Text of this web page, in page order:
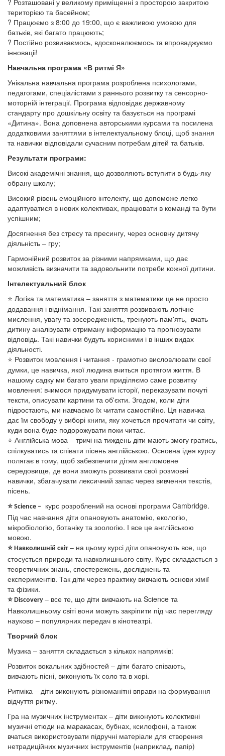
? Розташовані у великому приміщенні з просторою закритою
територією та басейном;
? Працюємо з 8:00 до 19:00, що є важливою умовою для
батьків, які багато працюють;
? Постійно розвиваємось, вдосконалюємось та впроваджуємо
інноваціі!
Навчальна програма «В ритмі Я»
Унікальна навчальна програма розроблена психологами,
педагогами, спеціалістами з раннього розвитку та сенсорно-
моторній інтеграції. Програма відповідає державному
стандарту про дошкільну освіту та базується на програмі
«Дитина». Вона доповнена авторськими курсами та посилена
додатковими заняттями в інтелектуальному блоці, щоб знання
та навички відповідали сучасним потребам дітей та батьків.
Результати програми:
Високі академічні знання, що дозволяють вступити в будь-яку
обрану школу;
Високий рівень емоційного інтелекту, що допоможе легко
адаптуватися в нових колективах, працювати в команді та бути
успішним;
Досягнення без стресу та пресингу, через основну дитячу
діяльність – гру;
Гармонійний розвиток за різними напрямками, що дає
можливість визначити та задовольнити потреби кожної дитини.
Інтелектуальний блок
⭐ Логіка та математика – заняття з математики це не просто
додавання і віднімання. Такі заняття розвивають логічне
мислення, увагу та зосередженість, тренують пам'ять, вчать
дитину аналізувати отриману інформацію та прогнозувати
відповідь. Такі навички будуть корисними і в інших видах
діяльності.
⭐ Розвиток мовлення і читання - грамотно висловлювати свої
думки, це навичка, якої людина вчиться протягом життя. В
нашому садку ми багато уваги приділяємо саме розвитку
мовлення: вчимося придумувати історії, переказувати почуті
тексти, описувати картини та об'єкти. Згодом, коли діти
підростають, ми навчаємо їх читати самостійно. Ця навичка
дає їм свободу у виборі книги, яку хочеться прочитати чи світу,
куди вона буде подорожувати поки читає.
⭐ Англійська мова – тричі на тиждень діти мають змогу гратись,
спілкуватись та співати пісень англійською. Основна ідея курсу
полягає в тому, щоб забезпечити дітям англомовне
середовище, де вони зможуть розвивати свої розмовні
навички, збагачувати лексичний запас через вивчення текстів,
пісень.
⭐ Science –
курс розроблений на основі програми Cambridge.
Під час навчання діти опановують анатомію, екологію,
мікробіологію, ботаніку та зоологію. І все це англійською
мовою.
⭐ Навколишній світ– на цьому курсі діти опановують все, що
стосується природи та навколишнього світу. Курс складається з
теоретичних знань, спостережень, досліджень та
експериментів. Так діти через практику вивчають основи хімії
та фізики.
⭐ Discovery – все те, що діти вивчають на Science та
Навколишньому світі вони можуть закріпити під час перегляду
науково – популярних передач в кінотеатрі.
Творчий блок
Музика – заняття складається з кількох напрямків:
Розвиток вокальних здібностей – діти багато співають,
вивчають пісні, виконують їх соло та в хорі.
Ритміка – діти виконують різноманітні вправи на формування
відчуття ритму.
Гра на музичних інструментах – діти виконують колективні
музичні етюди на маракасах, бубнах, ксилофоні, а також
вчаться використовувати підручні матеріали для створення
нетрадиційних музичних інструментів (наприклад, папір)